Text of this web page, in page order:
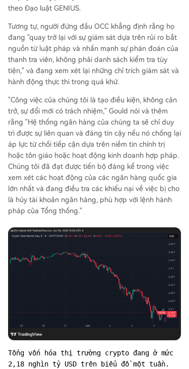
theo Đạo luật GENIUS.
Tương tự, người đứng đầu OCC khẳng định rằng họ
đang "quay trở lại với sự giám sát dựa trên rủi ro bắt
nguồn từ luật pháp và nhấn mạnh sự phán đoán của
thanh tra viên, không phải danh sách kiểm tra tùy
tiện," và đang xem xét lại những chỉ trích giám sát và
hành động thực thi trong quá khứ.
"Công việc của chúng tôi là tạo điều kiện, không cản
trở, sự đổi mới có trách nhiệm," Gould nói và thêm
rằng "Hệ thống ngân hàng của chúng ta sẽ chỉ duy
trì được sự liên quan và đáng tin cậy nếu nó chống lại
áp lực từ chối tiếp cận dựa trên niềm tin chính trị
hoặc tôn giáo hoặc hoạt động kinh doanh hợp pháp.
Chúng tôi đã đạt được tiến bộ đáng kể trong việc
xem xét các hoạt động của các ngân hàng quốc gia
lớn nhất và đang điều tra các khiếu nại về việc bị cho
là hủy tài khoản ngân hàng, phù hợp với lệnh hành
pháp của Tổng thống."
Tổng vốn hóa thị trường crypto đang ở mức
2,18 nghìn tỷ USD trên biểu đồ một tuần.